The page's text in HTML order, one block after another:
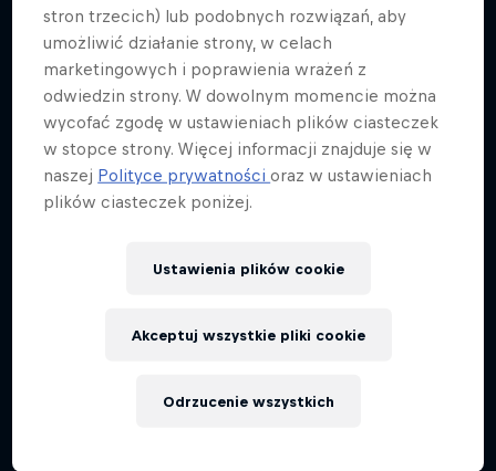
Quebonafide: Romantic Psycho
Film
Co dalej, kiedy wydaje się, że osiągnąłeś już
stron trzecich) lub podobnych rozwiązań, aby
umożliwić działanie strony, w celach
marketingowych i poprawienia wrażeń z
odwiedzin strony. W dowolnym momencie można
wycofać zgodę w ustawieniach plików ciasteczek
w stopce strony. Więcej informacji znajduje się w
naszej Polityce prywatnościoraz w ustawieniach
plików ciasteczek poniżej.
Ustawienia plików cookie
Odrzucenie wszystkich
Akceptuj wszystkie pliki cookie